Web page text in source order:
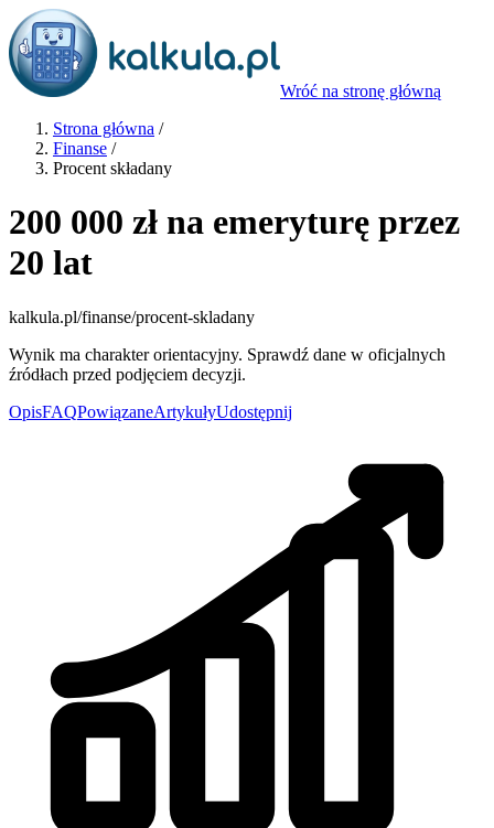
Wróć na stronę główną
Strona główna /
Finanse /
Procent składany
200 000 zł na emeryturę przez
20 lat
kalkula.pl/finanse/procent-skladany
Wynik ma charakter orientacyjny. Sprawdź dane w oficjalnych
źródłach przed podjęciem decyzji.
OpisFAQPowiązaneArtykułyUdostępnij